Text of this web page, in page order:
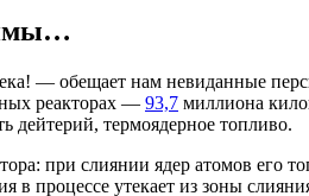
— обещает нам невиданные
реакторах — 93,7 миллиона
дейтерий, термоядерное топливо.
при слиянии ядер атомов его
в процессе утекает из зоны